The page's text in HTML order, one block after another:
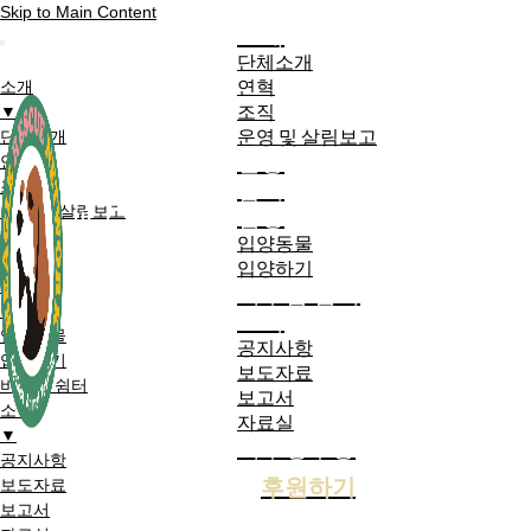
Skip to Main Content
소개
▼
단체소개
연혁
조직
운영 및 살림보고
활동
참여
입양
▼
입양동물
입양하기
비구협 쉼터
소식
▼
공지사항
보도자료
보고서
단체소개
연혁
조직
운영 및 살림보고
입양동물
입양하기
공지사항
보도자료
보고서
자료실
후원하기